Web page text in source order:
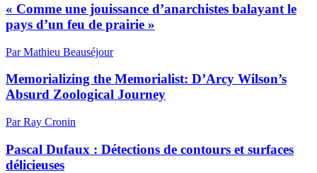
« Comme une jouissance d’anarchistes balayant le
pays d’un feu de prairie »
Par Mathieu Beauséjour
Memorializing the Memorialist: D’Arcy Wilson’s
Absurd Zoological Journey
Par Ray Cronin
Pascal Dufaux : Détections de contours et surfaces
délicieuses